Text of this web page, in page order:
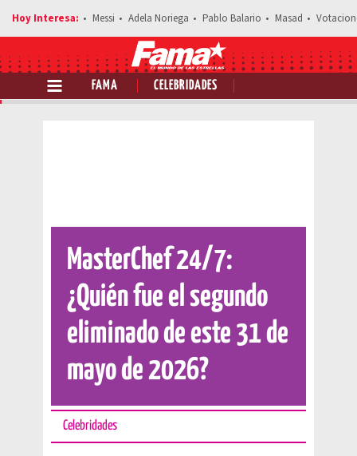
Messi Adela Noriega Pablo Balario Masad
FAMA CELEBRIDADES
Comparte esta noticia
MasterChef 24/7:
¿Quién fue el segundo
eliminado de este 31 de
mayo de 2026?
Celebridades